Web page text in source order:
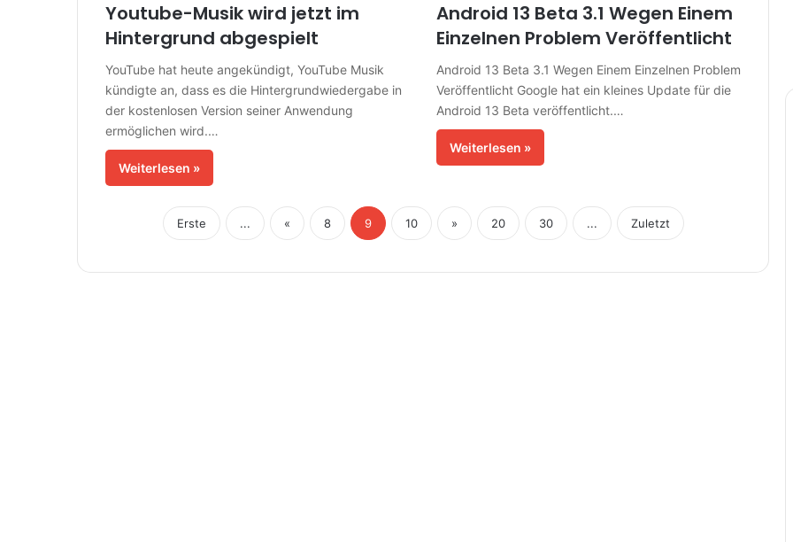
Youtube-Musik wird jetzt im
Hintergrund abgespielt
YouTube hat heute angekündigt, YouTube Musik
kündigte an, dass es die Hintergrundwiedergabe in
der kostenlosen Version seiner Anwendung
ermöglichen wird.…
Weiterlesen »
Android 13 Beta 3.1 Wegen Einem
Einzelnen Problem Veröffentlicht
Android 13 Beta 3.1 Wegen Einem Einzelnen Problem
Veröffentlicht Google hat ein kleines Update für die
Android 13 Beta veröffentlicht.…
Weiterlesen »
Erste ... « 8 9 10 » 20 30 ... Zuletzt